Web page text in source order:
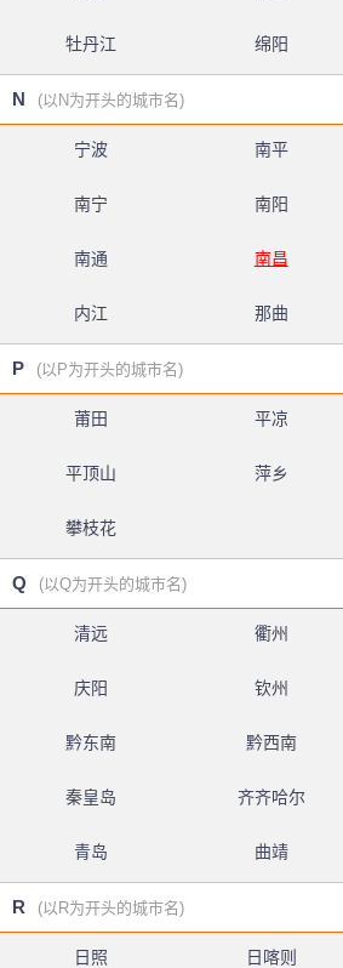
牡丹江 绵阳
N (以N为开头的城市名)
宁波 南平
南宁 南阳
南通 南昌
内江 那曲
P (以P为开头的城市名)
莆田 平凉
平顶山 萍乡
攀枝花
Q (以Q为开头的城市名)
清远 衢州
庆阳 钦州
黔东南 黔西南
秦皇岛 齐齐哈尔
青岛 曲靖
R (以R为开头的城市名)
日照 日喀则